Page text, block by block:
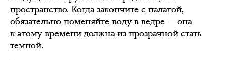
пространство. Когда закончите с палатой,
обязательно поменяйте воду в ведре — она
к этому времени должна из прозрачной стать
темной.